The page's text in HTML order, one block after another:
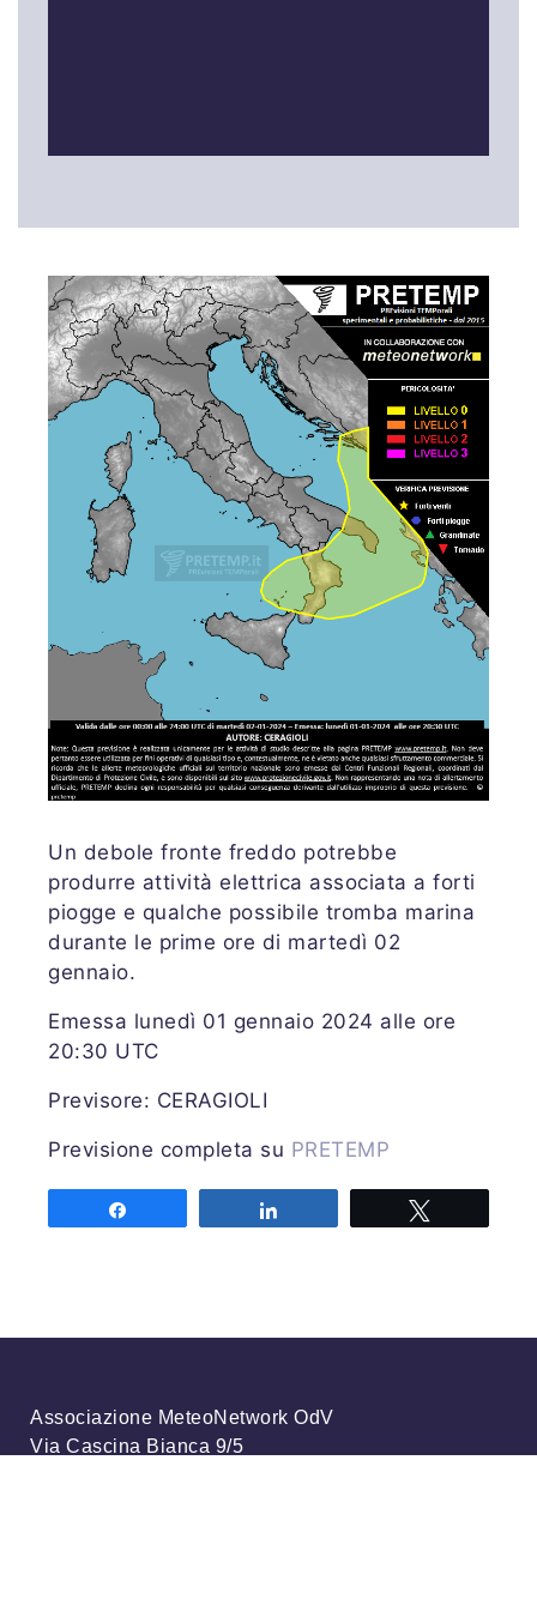
Un debole fronte freddo potrebbe
produrre attività elettrica associata a forti
piogge e qualche possibile tromba marina
durante le prime ore di martedì 02
gennaio.
Emessa lunedì 01 gennaio 2024 alle ore
20:30 UTC
Previsore: CERAGIOLI
Previsione completa su PRETEMP
Associazione MeteoNetwork OdV
Via Cascina Bianca 9/5